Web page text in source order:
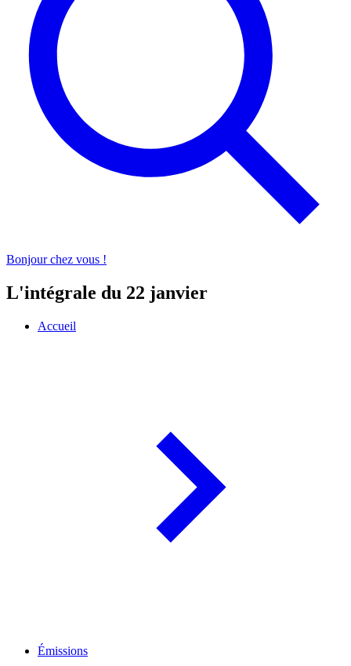
Bonjour chez vous !
L'intégrale du 22 janvier
Accueil
Émissions